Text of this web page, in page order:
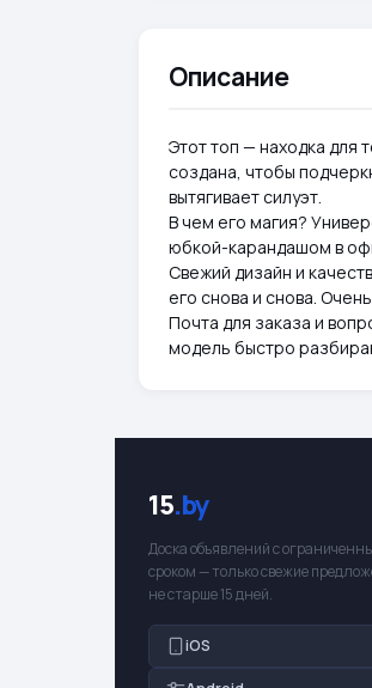
Описание
Этот топ — находка для
создана, чтобы
вытягивает силуэт.
В чем его магия?
юбкой-карандашом в
Свежий дизайн и
его снова и снова.
Почта для заказа и
модель быстро
15.by
Доска объявлений с
сроком — только свежие
не старше 15 дней.
iOS